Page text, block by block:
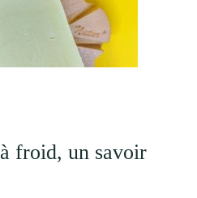
froid, un savoir